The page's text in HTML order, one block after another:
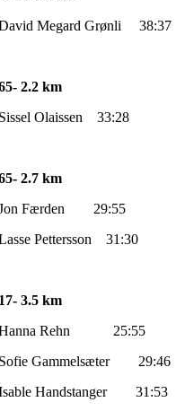
Megard Grønli 38:37
2.2 km
Olaissen 33:28
2.7 km
Færden 29:55
Pettersson 31:30
3.5 km
Hanna Rehn 25:55
Gammelsæter 29:46
Handstanger 31:53